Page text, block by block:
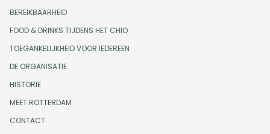
BEREIKBAARHEID
FOOD & DRINKS TIJDENS HET CHIO
TOEGANKELIJKHEID VOOR IEDEREEN
DE ORGANISATIE
HISTORIE
MEET ROTTERDAM
CONTACT